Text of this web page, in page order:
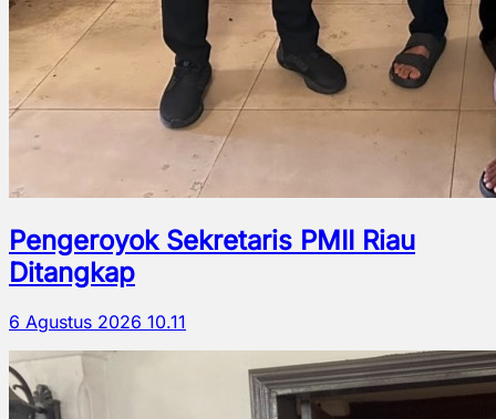
Pengeroyok Sekretaris PMII Riau
Ditangkap
6 Agustus 2026 10.11